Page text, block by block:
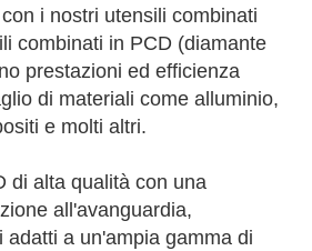
i nostri utensili combinati
combinati in PCD (diamante
prestazioni ed efficienza
di materiali come alluminio,
e molti altri.
di alta qualità con una
all'avanguardia,
adatti a un'ampia gamma di